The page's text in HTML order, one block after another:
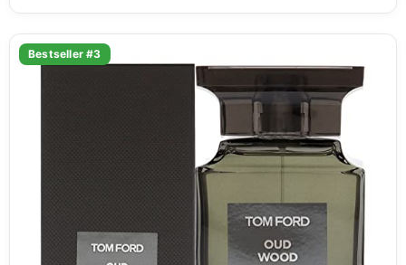
Bestseller #3